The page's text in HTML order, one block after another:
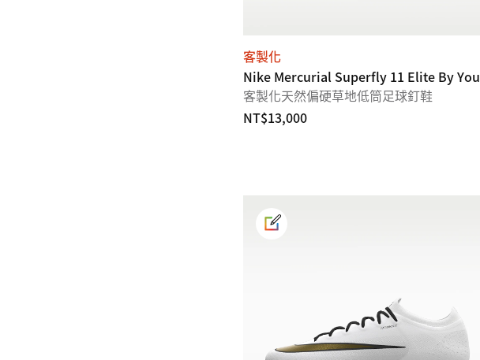
客製化
Nike Mercurial Superfly 11 Elite By You
客製化天然偏硬草地低筒足球釘鞋
NT$13,000